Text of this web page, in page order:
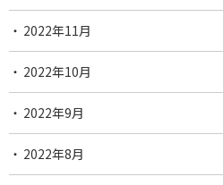
2022年11月
2022年10月
2022年9月
2022年8月